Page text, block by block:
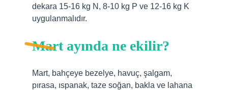
dekara 15-16 kg N, 8-10 kg P ve 12-16 kg K
uygulanmalıdır.
Mart ayında ne ekilir?
Mart, bahçeye bezelye, havuç, şalgam,
pırasa, ıspanak, taze soğan, bakla ve lahana